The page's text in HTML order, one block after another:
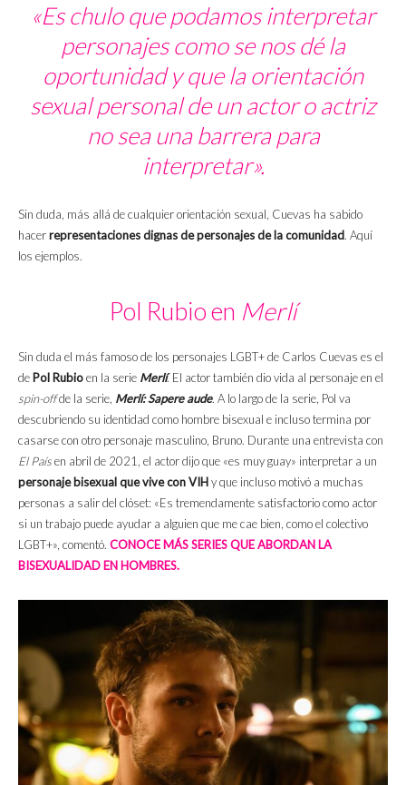
«Es chulo que podamos interpretar
personajes como se nos dé la
oportunidad y que la orientación
sexual personal de un actor o actriz
no sea una barrera para
interpretar».
Sin duda, más allá de cualquier orientación sexual, Cuevas ha sabido
hacerrepresentaciones dignas de personajes de la comunidad. Aquí
los ejemplos.
Pol Rubio en Merlí
Sin duda el más famoso de los personajes LGBT+ de Carlos Cuevas es el
de Pol Rubioen la serie Merlí. El actor también dio vida al personaje en el
spin-offde la serie, Merlí: Sapere aude. A lo largo de la serie, Pol va
descubriendo su identidad como hombre bisexual e incluso termina por
casarse con otro personaje masculino, Bruno. Durante una entrevista con
El Paísen abril de 2021, el actor dijo que «es muy guay» interpretar a un
personaje bisexual que vive con VIHy que incluso motivó a muchas
personas a salir del clóset: «Es tremendamente satisfactorio como actor
si un trabajo puede ayudar a alguien que me cae bien, como el colectivo
LGBT+», comentó. CONOCE MÁS SERIES QUE ABORDAN LA
BISEXUALIDAD EN HOMBRES.